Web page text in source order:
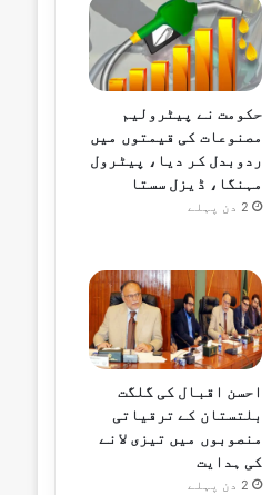
حکومت نے پیٹرولیم
مصنوعات کی قیمتوں میں
ردوبدل کر دیا، پیٹرول
مہنگا، ڈیزل سستا
2 دن پہلے
احسن اقبال کی گلگت
بلتستان کے ترقیاتی
منصوبوں میں تیزی لانے
کی ہدایت
2 دن پہلے